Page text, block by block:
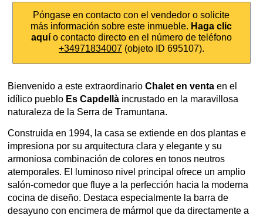
Póngase en contacto con el vendedor o solicite
más información sobre este inmueble. Haga clic
aquío contacto directo en el número de teléfono
+34971834007(objeto ID 695107).
Bienvenido a este extraordinario Chalet en venta en el
idílico pueblo Es Capdellà incrustado en la maravillosa
naturaleza de la Serra de Tramuntana.
Construida en 1994, la casa se extiende en dos plantas e
impresiona por su arquitectura clara y elegante y su
armoniosa combinación de colores en tonos neutros
atemporales. El luminoso nivel principal ofrece un amplio
salón-comedor que fluye a la perfección hacia la moderna
cocina de diseño. Destaca especialmente la barra de
desayuno con encimera de mármol que da directamente a